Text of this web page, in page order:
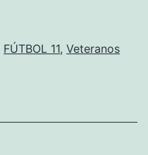
FÚTBOL 11, Veteranos